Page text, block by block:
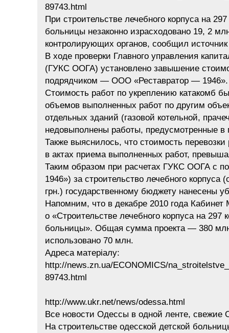
89743.html
При строительстве лечебного корпуса на
больницы незаконно израсходовано 19, 2
контролирующих органов, сообщил
В ходе проверки Главного управления
(ГУКС ООГА) установлено завышение
подрядчиком — ООО «Реставратор — 1946».
Стоимость работ по укреплению катакомб
объемов выполненных работ по другим
отдельных зданий (газовой котельной,
недовыполнены работы, предусмотренные в
Также выяснилось, что стоимость перевозки
в актах приема выполненных работ,
Таким образом при расчетах ГУКС ООГА с
1946») за строительство лечебного
грн.) государственному бюджету нанесены
Напомним, что в декабре 2010 года
о «Строительстве лечебного корпуса на 297
больницы». Общая сумма проекта — 380
использовано 70 млн.
Адреса матеріалу:
http://news.zn.ua/ECONOMICS/
89743.html
http://www.ukr.net/news/odessa.html
Все новости Одессы в одной ленте, свежие
На строительстве одесской детской